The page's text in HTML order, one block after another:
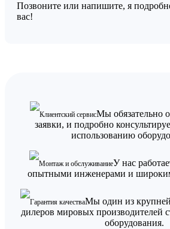
Позвоните или напишите, я
вас!
Клиентский сервисМы обязательно
заявки, и подробно
использованию
Монтаж и обслуживаниеУ нас
опытными инженерами и
Гарантия качестваМы один из
дилеров мировых производителей
оборудования.